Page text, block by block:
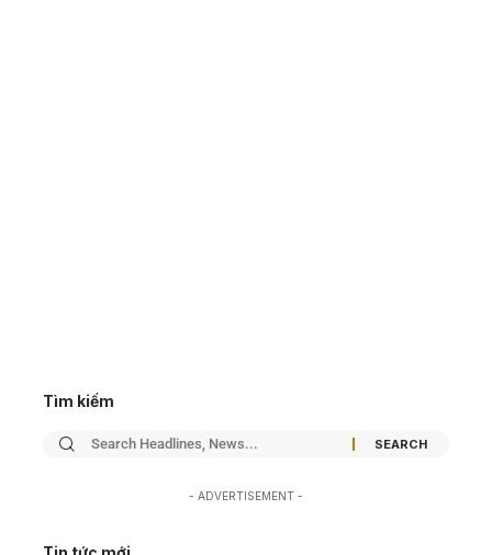
Tìm kiếm
- ADVERTISEMENT -